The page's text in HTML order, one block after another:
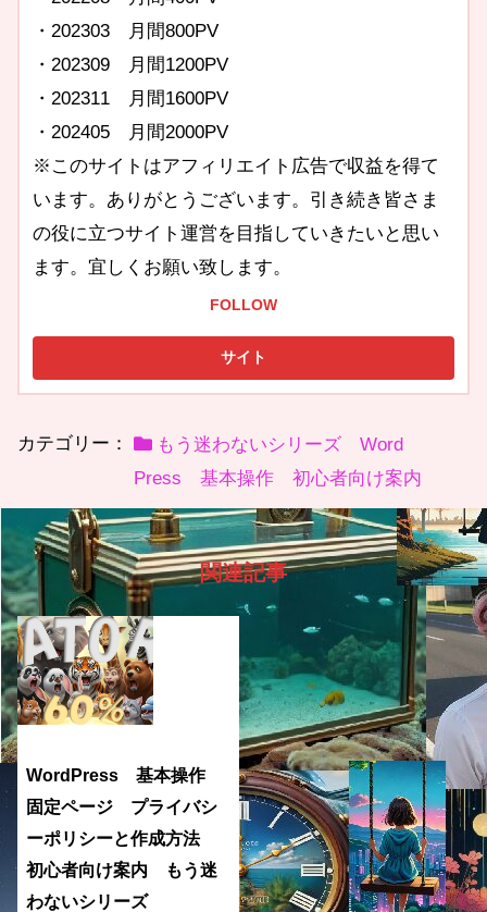
・202303 月間800PV
・202309 月間1200PV
・202311 月間1600PV
・202405 月間2000PV
※このサイトはアフィリエイト広告で収益を得て
います。ありがとうございます。引き続き皆さま
の役に立つサイト運営を目指していきたいと思い
ます。宜しくお願い致します。
FOLLOW
カテゴリー：
もう迷わないシリーズ Word
Press 基本操作 初心者向け案内
関連記事
WordPress 基本操作
固定ページ プライバシ
ーポリシーと作成方法
初心者向け案内 もう迷
わないシリーズ